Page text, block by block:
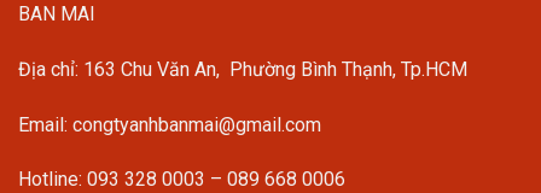
BAN MAI
Địa chỉ: 163 Chu Văn An, Phường Bình Thạnh, Tp.HCM
Email: congtyanhbanmai@gmail.com
Hotline: 093 328 0003 – 089 668 0006